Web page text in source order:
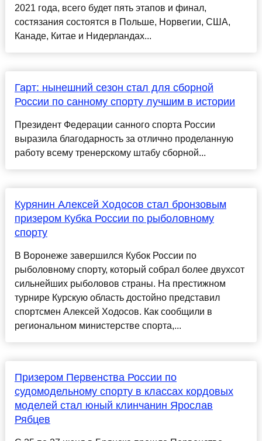
2021 года, всего будет пять этапов и финал,
состязания состоятся в Польше, Норвегии, США,
Канаде, Китае и Нидерландах...
Гарт: нынешний сезон стал для сборной
России по санному спорту лучшим в истории
Президент Федерации санного спорта России
выразила благодарность за отлично проделанную
работу всему тренерскому штабу сборной...
Курянин Алексей Ходосов стал бронзовым
призером Кубка России по рыболовному
спорту
В Воронеже завершился Кубок России по
рыболовному спорту, который собрал более двухсот
сильнейших рыболовов страны. На престижном
турнире Курскую область достойно представил
спортсмен Алексей Ходосов. Как сообщили в
региональном министерстве спорта,...
Призером Первенства России по
судомодельному спорту в классах кордовых
моделей стал юный клинчанин Ярослав
Рябцев